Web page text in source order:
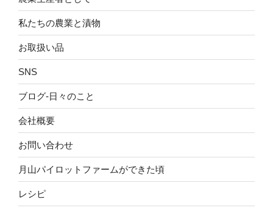
私たちの農業と漬物
お取扱い品
SNS
ブログ-日々のこと
会社概要
お問い合わせ
月山パイロットファームができた頃
レシピ